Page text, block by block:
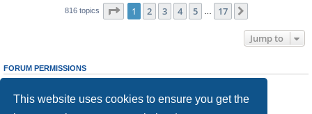
This website uses cookies to ensure you get the
816 topics Page 1of 17
1 2 3 4 5 17
Jump to
FORUM PERMISSIONS
cannotedit your posts in this forum